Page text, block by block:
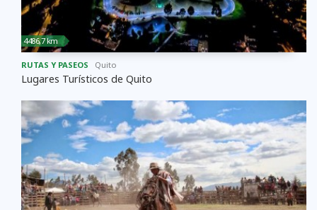
4486,7 km
RUTAS Y PASEOS Quito
Lugares Turísticos de Quito